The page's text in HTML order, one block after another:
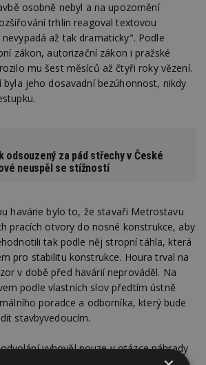
osobně nebyl a na upozornění
trhlin reagoval textovou
až tak dramaticky". Podle
zákon, autorizační zákon i pražské
mu šest měsíců až čtyři roky vězení.
jeho dosavadní bezúhonnost, nikdy
odsouzený za pád střechy v České
neuspěl se stížností
havárie bylo to, že stavaři Metrostavu
pracích otvory do nosné konstrukce, aby
tak podle něj stropní táhla, která
pro stabilitu konstrukce. Houra trval na
v době před havárií neprováděl. Na
podle vlastních slov předtím ústně
poradce a odborníka, který bude
stavbyvedoucím.
vyhověl pouze v otázce náhrady